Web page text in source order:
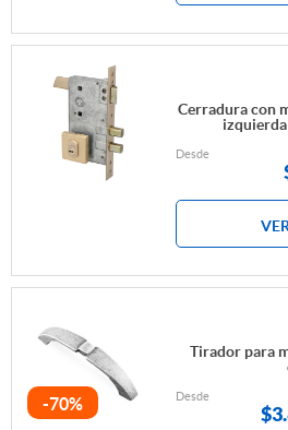
Cerradura con
Desde
-70%
Tirador para
Desde
$